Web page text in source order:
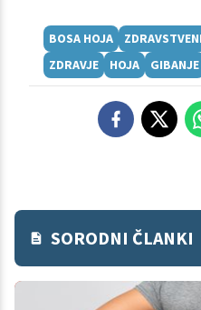
BOSA HOJA
ZDRAVJE
HOJA GIBANJE
SORODNI ČLANKI